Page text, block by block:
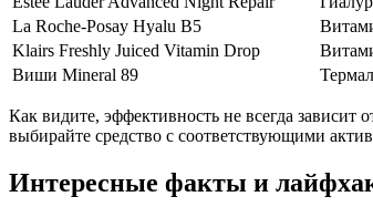
La Roche-Posay Hyalu B5
Klairs Freshly Juiced Vitamin Drop
Виши Mineral 89
Как видите, эффективность не всегда
выбирайте средство с соответствующими
Интересные факты и